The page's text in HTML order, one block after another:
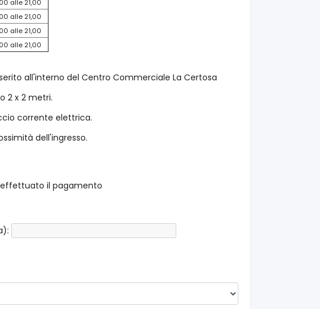
alle 21,00
alle 21,00
alle 21,00
alle 21,00
all'interno del Centro Commerciale La Certosa
2 x 2 metri.
corrente elettrica.
dell'ingresso.
effettuato il pagamento